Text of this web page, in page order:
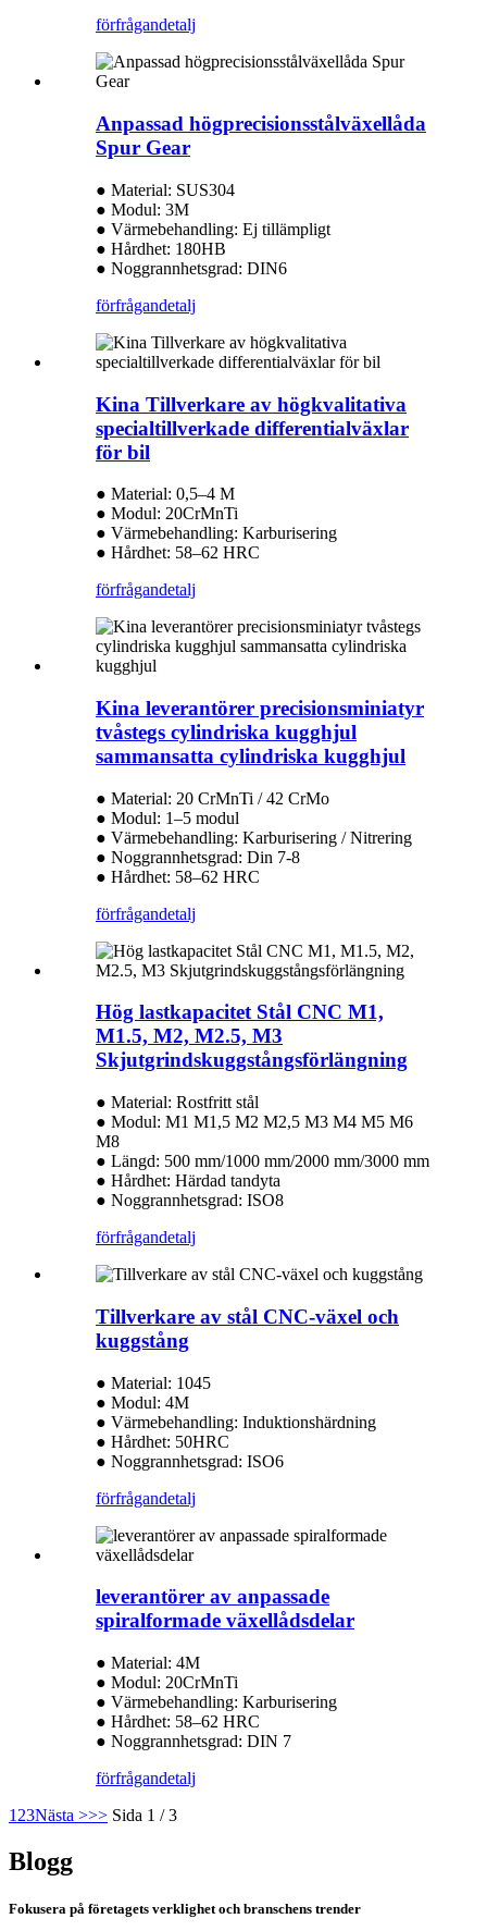
förfrågandetalj
Anpassad högprecisionsstålväxellåda
Spur Gear
● Material: SUS304
● Modul: 3M
● Värmebehandling: Ej tillämpligt
● Hårdhet: 180HB
● Noggrannhetsgrad: DIN6
förfrågandetalj
Kina Tillverkare av högkvalitativa
specialtillverkade differentialväxlar
för bil
● Material: 0,5–4 M
● Modul: 20CrMnTi
● Värmebehandling: Karburisering
● Hårdhet: 58–62 HRC
förfrågandetalj
Kina leverantörer precisionsminiatyr
tvåstegs cylindriska kugghjul
sammansatta cylindriska kugghjul
● Material: 20 CrMnTi / 42 CrMo
● Modul: 1–5 modul
● Värmebehandling: Karburisering / Nitrering
● Noggrannhetsgrad: Din 7-8
● Hårdhet: 58–62 HRC
förfrågandetalj
Hög lastkapacitet Stål CNC M1,
M1.5, M2, M2.5, M3
Skjutgrindskuggstångsförlängning
● Material: Rostfritt stål
● Modul: M1 M1,5 M2 M2,5 M3 M4 M5 M6
M8
● Längd: 500 mm/1000 mm/2000 mm/3000 mm
● Hårdhet: Härdad tandyta
● Noggrannhetsgrad: ISO8
förfrågandetalj
Tillverkare av stål CNC-växel och
kuggstång
● Material: 1045
● Modul: 4M
● Värmebehandling: Induktionshärdning
● Hårdhet: 50HRC
● Noggrannhetsgrad: ISO6
förfrågandetalj
leverantörer av anpassade
spiralformade växellådsdelar
● Material: 4M
● Modul: 20CrMnTi
● Värmebehandling: Karburisering
● Hårdhet: 58–62 HRC
● Noggrannhetsgrad: DIN 7
förfrågandetalj
1 23Nästa >>> Sida 1 / 3
Blogg
Fokusera på företagets verklighet och branschens trender